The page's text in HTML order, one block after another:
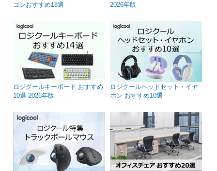
コンおすすめ18選
2026年版
ロジクールキーボード おすすめ
10選 2026年版
ロジクールヘッドセット・イヤ
ホン おすすめ10選